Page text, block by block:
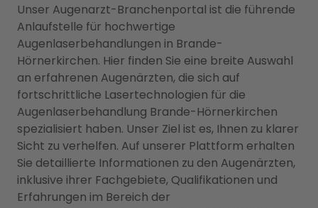
Unser Augenarzt-Branchenportal ist die führende
Anlaufstelle für hochwertige
Augenlaserbehandlungen in Brande-
Hörnerkirchen. Hier finden Sie eine breite Auswahl
an erfahrenen Augenärzten, die sich auf
fortschrittliche Lasertechnologien für die
Augenlaserbehandlung Brande-Hörnerkirchen
spezialisiert haben. Unser Ziel ist es, Ihnen zu klarer
Sicht zu verhelfen. Auf unserer Plattform erhalten
Sie detaillierte Informationen zu den Augenärzten,
inklusive ihrer Fachgebiete, Qualifikationen und
Erfahrungen im Bereich der